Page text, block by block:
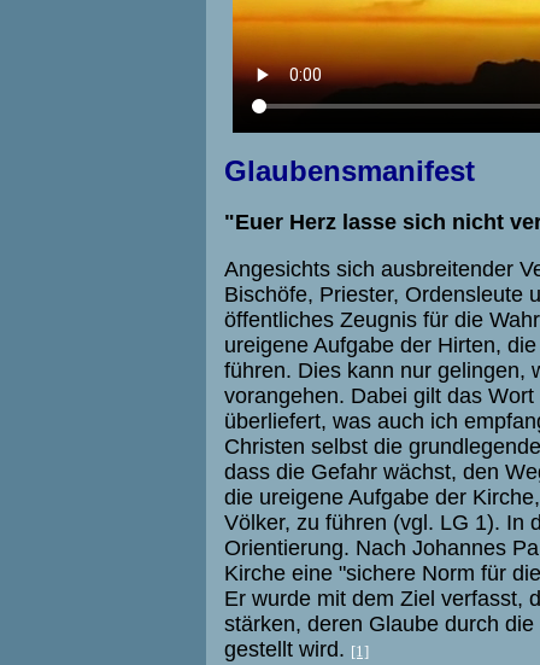
Glaubensmanifest
"Euer Herz lasse sich nicht
Angesichts sich ausbreitender
Bischöfe, Priester, Ordensleute
öffentliches Zeugnis für die
ureigene Aufgabe der Hirten,
führen. Dies kann nur gelingen,
vorangehen. Dabei gilt das
überliefert, was auch ich
Christen selbst die
dass die Gefahr wächst, den
die ureigene Aufgabe der
Völker, zu führen (vgl. LG 1). In
Orientierung. Nach Johannes
Kirche eine "sichere Norm für
Er wurde mit dem Ziel verfasst,
stärken, deren Glaube durch
gestellt wird. [1]